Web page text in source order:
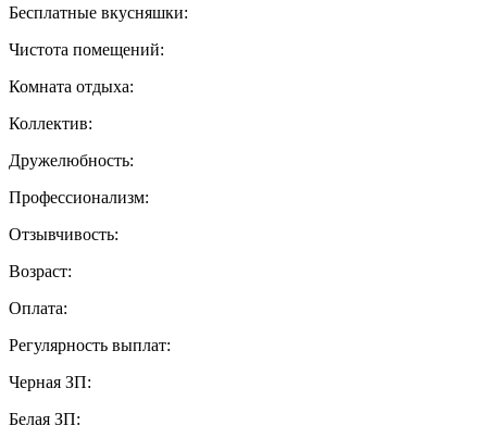
Бесплатные вкусняшки:
Чистота помещений:
Комната отдыха:
Коллектив:
Дружелюбность:
Профессионализм:
Отзывчивость:
Возраст:
Оплата:
Регулярность выплат:
Черная ЗП:
Белая ЗП: